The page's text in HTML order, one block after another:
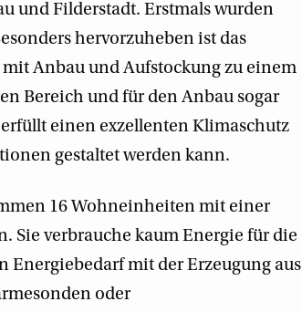
und Filderstadt. Erstmals wurden
hervorzuheben ist das
Anbau und Aufstockung zu einem
Bereich und für den Anbau sogar
einen exzellenten Klimaschutz
gestaltet werden kann.
16 Wohneinheiten mit einer
Sie verbrauche kaum Energie für die
mit der Erzeugung aus
oder